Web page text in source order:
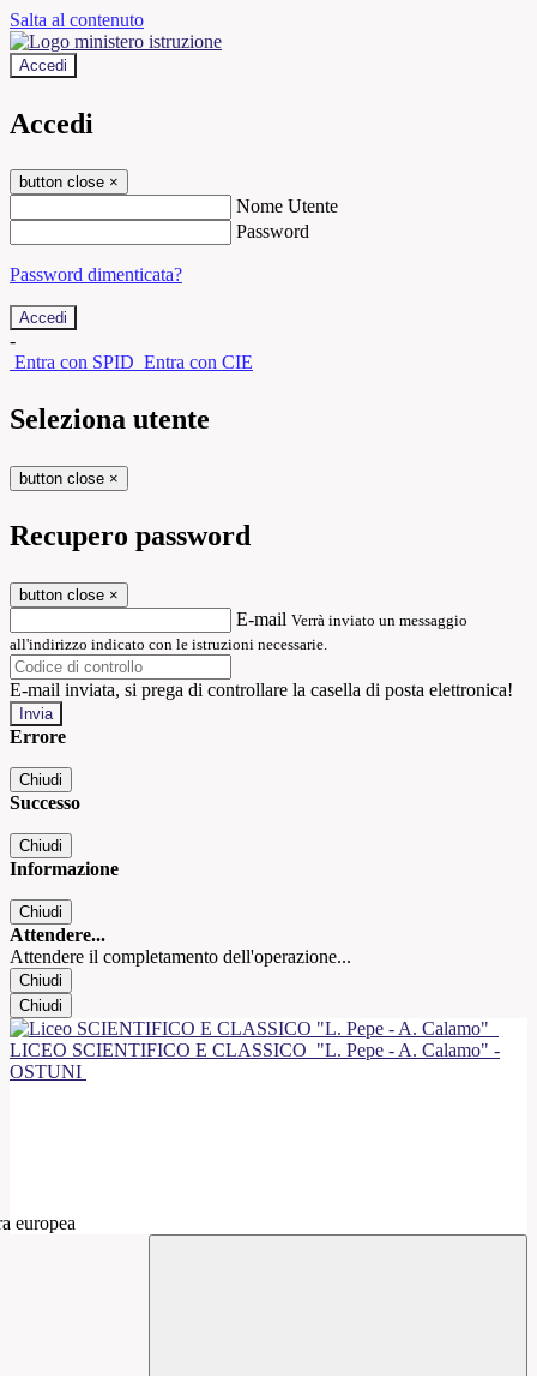
Salta al contenuto
Accedi
Accedi
button close ×
Nome Utente
Password
Password dimenticata?
-
Entra con SPID Entra con CIE
Seleziona utente
button close ×
Recupero password
button close ×
E-mail Verrà inviato un messaggio
all'indirizzo indicato con le istruzioni necessarie.
E-mail inviata, si prega di controllare la casella di posta elettronica!
Errore
Chiudi
Successo
Chiudi
Informazione
Chiudi
Attendere...
Attendere il completamento dell'operazione...
Chiudi
Chiudi
LICEO SCIENTIFICO E CLASSICO "L. Pepe - A. Calamo" -
OSTUNI